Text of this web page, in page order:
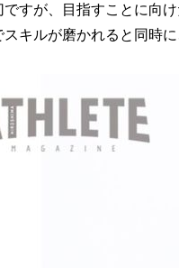
すが、目指すことに向
キルが磨かれると同時